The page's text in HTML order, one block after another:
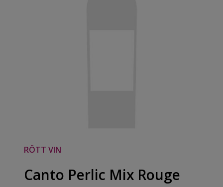
RÖTT VIN
Canto Perlic Mix Rouge